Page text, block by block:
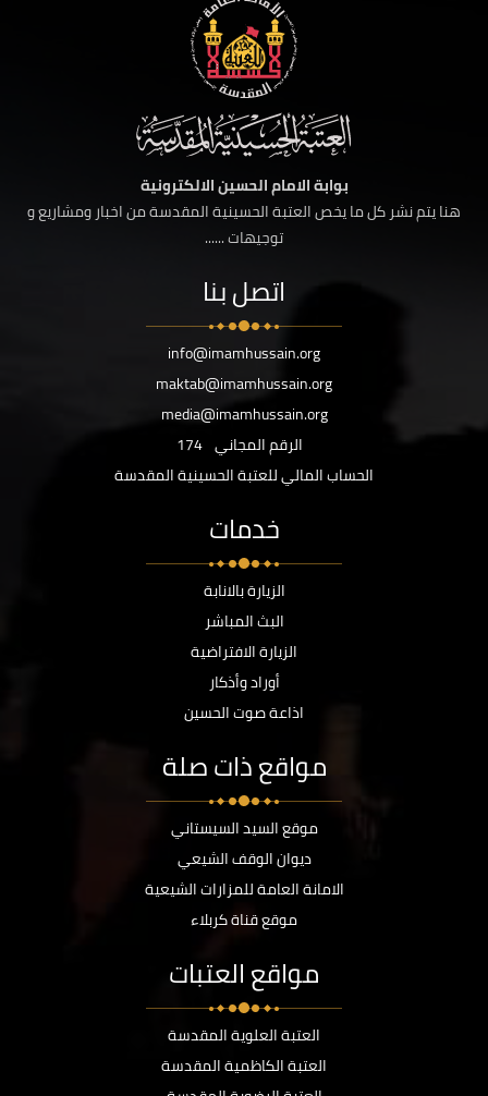
بوابة الامام الحسين الالكترونية
هنا يتم نشر كل ما يخص العتبة الحسينية المقدسة من اخبار ومشاريع و
توجيهات ......
اتصل بنا
info@imamhussain.org
maktab@imamhussain.org
media@imamhussain.org
الرقم المجاني 174
الحساب المالي للعتبة الحسينية المقدسة
خدمات
الزيارة بالانابة
البث المباشر
الزيارة الافتراضية
أوراد وأذكار
اذاعة صوت الحسين
مواقع ذات صلة
موقع السيد السيستاني
ديوان الوقف الشيعي
الامانة العامة للمزارات الشيعية
موقع قناة كربلاء
مواقع العتبات
العتبة العلوية المقدسة
العتبة الكاظمية المقدسة